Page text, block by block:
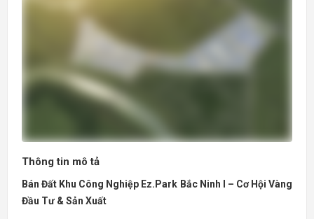
Thông tin mô tả
Bán Đất Khu Công Nghiệp Ez.Park Bắc Ninh I – Cơ Hội Vàng
Đầu Tư & Sản Xuất